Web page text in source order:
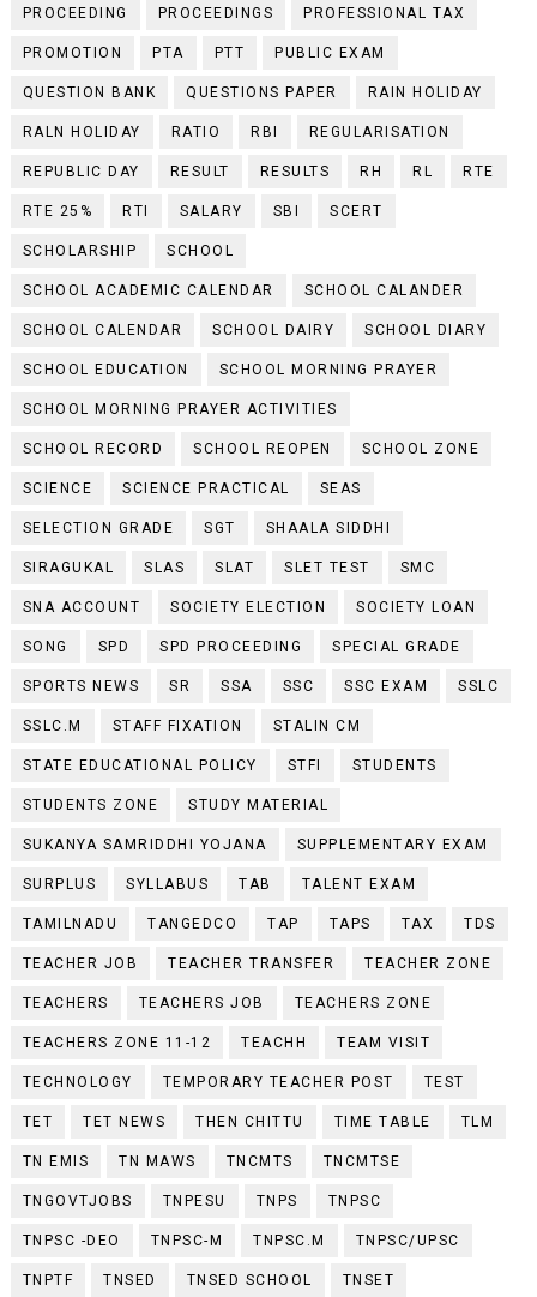
PROCEEDING PROCEEDINGS PROFESSIONAL TAX
PROMOTION PTA PTT PUBLIC EXAM
QUESTION BANK QUESTIONS PAPER RAIN HOLIDAY
RALN HOLIDAY RATIO RBI REGULARISATION
REPUBLIC DAY RESULT RESULTS RH RL RTE
RTE 25% RTI SALARY SBI SCERT
SCHOLARSHIP SCHOOL
SCHOOL ACADEMIC CALENDAR SCHOOL CALANDER
SCHOOL CALENDAR SCHOOL DAIRY SCHOOL DIARY
SCHOOL EDUCATION SCHOOL MORNING PRAYER
SCHOOL MORNING PRAYER ACTIVITIES
SCHOOL RECORD SCHOOL REOPEN SCHOOL ZONE
SCIENCE SCIENCE PRACTICAL SEAS
SELECTION GRADE SGT SHAALA SIDDHI
SIRAGUKAL SLAS SLAT SLET TEST SMC
SNA ACCOUNT SOCIETY ELECTION SOCIETY LOAN
SONG SPD SPD PROCEEDING SPECIAL GRADE
SPORTS NEWS SR SSA SSC SSC EXAM SSLC
SSLC.M STAFF FIXATION STALIN CM
STATE EDUCATIONAL POLICY STFI STUDENTS
STUDENTS ZONE STUDY MATERIAL
SUKANYA SAMRIDDHI YOJANA SUPPLEMENTARY EXAM
SURPLUS SYLLABUS TAB TALENT EXAM
TAMILNADU TANGEDCO TAP TAPS TAX TDS
TEACHER JOB TEACHER TRANSFER TEACHER ZONE
TEACHERS TEACHERS JOB TEACHERS ZONE
TEACHERS ZONE 11-12 TEACHH TEAM VISIT
TECHNOLOGY TEMPORARY TEACHER POST TEST
TET TET NEWS THEN CHITTU TIME TABLE TLM
TN EMIS TN MAWS TNCMTS TNCMTSE
TNGOVTJOBS TNPESU TNPS TNPSC
TNPSC -DEO TNPSC-M TNPSC.M TNPSC/UPSC
TNPTF TNSED TNSED SCHOOL TNSET